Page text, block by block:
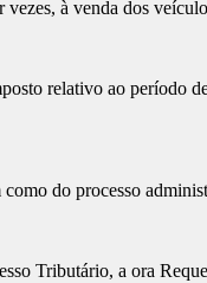
à venda dos
relativo ao período
do processo
Tributário, a ora